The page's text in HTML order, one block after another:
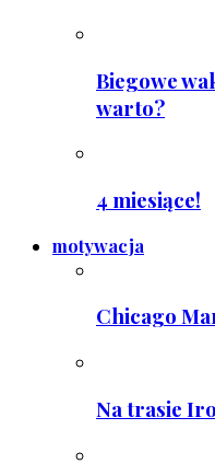
Biegowe
warto?
4 miesiące!
motywacja
Chicago
Na trasie